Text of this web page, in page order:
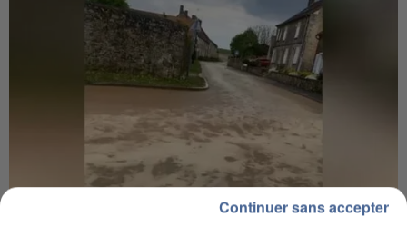
Continuer sans accepter